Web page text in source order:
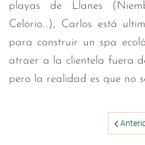
playas de Llanes
Celorio…), Carlos está
para construir un spa
atraer a la clientela fuera
pero la realidad es que no